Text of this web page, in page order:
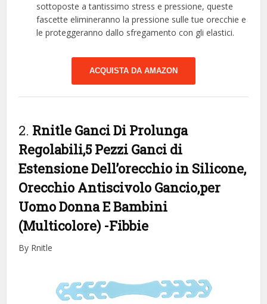
sottoposte a tantissimo stress e pressione, queste
fascette elimineranno la pressione sulle tue orecchie e
le proteggeranno dallo sfregamento con gli elastici.
ACQUISTA DA AMAZON
2. Rnitle Ganci Di Prolunga
Regolabili,5 Pezzi Ganci di
Estensione Dell’orecchio in Silicone,
Orecchio Antiscivolo Gancio,per
Uomo Donna E Bambini
(Multicolore) -Fibbie
By Rnitle